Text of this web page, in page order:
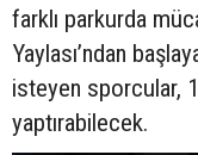
farklı parkurda
Yaylası’ndan
isteyen sporcular,
yaptırabilecek.